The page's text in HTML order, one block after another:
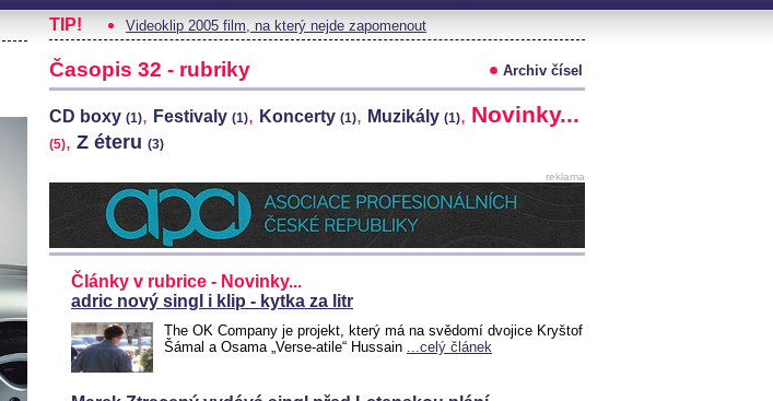
TIP! Videoklip 2005 film, na který nejde zapomenout
Časopis 32 - rubriky Archiv čísel
CD boxy (1), Festivaly (1), Koncerty (1), Muzikály (1), Novinky...
(5), Z éteru (3)
reklama
Články v rubrice - Novinky...
adric nový singl i klip - kytka za litr
The OK Company je projekt, který má na svědomí dvojice Kryštof
Šámal a Osama „Verse-atile“ Hussain ...celý článek